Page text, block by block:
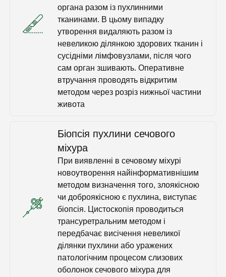
органа разом із пухлинними
тканинами. В цьому випадку
утворення видаляють разом із
невеликою ділянкою здорових тканин і
сусідніми лімфовузлами, після чого
сам орган зшивають. Оперативне
втручання проводять відкритим
методом через розріз нижньої частини
живота
Біопсія пухлини сечового
міхура
При виявленні в сечовому міхурі
новоутворення найінформативнішим
методом визначення того, злоякісною
чи доброякісною є пухлина, виступає
біопсія. Цистоскопія проводиться
трансуретральним методом і
передбачає висічення невеликої
ділянки пухлини або уражених
патологічним процесом слизових
оболонок сечового міхура для